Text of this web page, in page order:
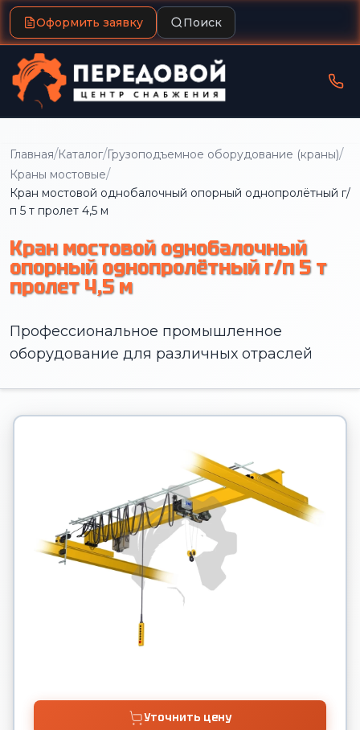
Оформить заявку Поиск
Главная/Каталог/Грузоподъемное оборудование (краны)/
Краны мостовые/
Кран мостовой однобалочный опорный однопролётный г/
п 5 т пролет 4,5 м
Кран мостовой однобалочный
опорный однопролётный г/п 5 т
пролет 4,5 м
Профессиональное промышленное
оборудование для различных отраслей
Уточнить цену